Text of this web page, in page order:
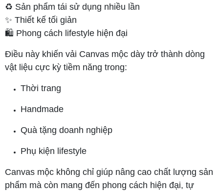
♻️ Sản phẩm tái sử dụng nhiều lần
✨ Thiết kế tối giản
🛍️ Phong cách lifestyle hiện đại
Điều này khiến vải Canvas mộc dày trở thành dòng
vật liệu cực kỳ tiềm năng trong:
Thời trang
Handmade
Quà tặng doanh nghiệp
Phụ kiện lifestyle
Canvas mộc không chỉ giúp nâng cao chất lượng sản
phẩm mà còn mang đến phong cách hiện đại, tự